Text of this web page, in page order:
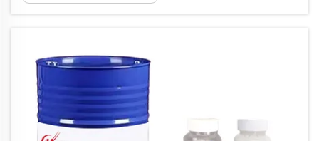
permukaan, dan hasil akhir produk. Efisiensi